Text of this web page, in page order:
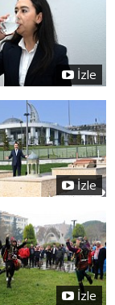
İzle
İzle
İzle